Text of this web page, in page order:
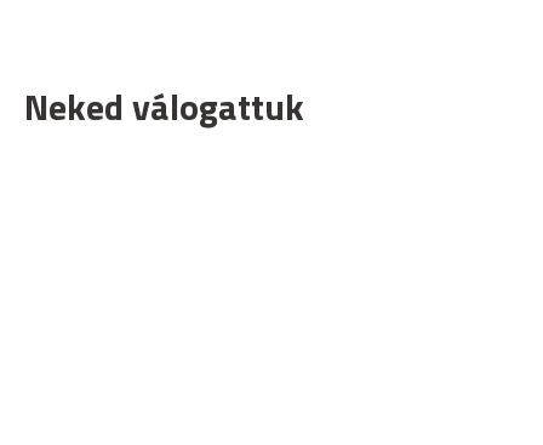
Neked válogattuk